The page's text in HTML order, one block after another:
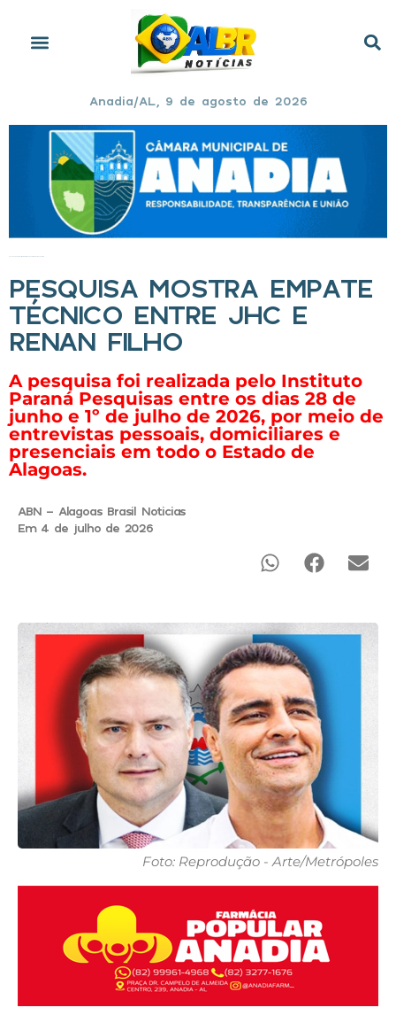
Anadia/AL, 9 de agosto de 2026
PESQUISA MOSTRA EMPATE
TÉCNICO ENTRE JHC E
RENAN FILHO
A pesquisa foi realizada pelo Instituto
Paraná Pesquisas entre os dias 28 de
junho e 1º de julho de 2026, por meio de
entrevistas pessoais, domiciliares e
presenciais em todo o Estado de
Alagoas.
ABN - Alagoas Brasil Noticias
Em 4 de julho de 2026
Foto: Reprodução - Arte/Metrópoles